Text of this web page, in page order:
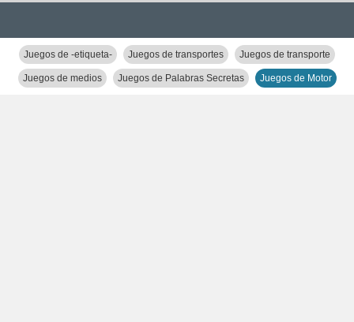
Juegos de -etiqueta- Juegos de transportes Juegos de transporte
Juegos de medios Juegos de Palabras Secretas Juegos de Motor